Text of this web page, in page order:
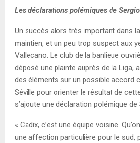
Les déclarations polémiques de
Un succès alors très important dans
maintien, et un peu trop suspect aux
Vallecano. Le club de la banlieue
déposé une plainte auprès de la Liga,
des éléments sur un possible accord
Séville pour orienter le résultat de
s’ajoute une déclaration polémique de
« Cadix, c’est une équipe voisine.
une affection particulière pour le sud,